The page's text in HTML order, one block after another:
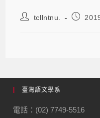
tcllntnu.
臺灣語文學系
電話：(02) 7749-5516